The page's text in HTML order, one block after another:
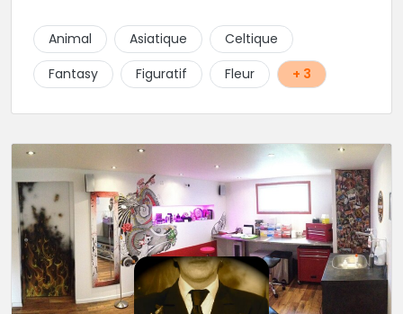
triés sur le volet pour vous offrir un large choix de
styles avec une qualité et une créativité
irréprochables.
Animal Asiatique
Celtique
Fantasy
Figuratif Fleur + 3